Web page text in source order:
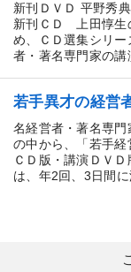
新刊ＤＶＤ 平野秀
新刊ＣＤ 上田惇生
め、ＣＤ選集シリ
者・著名専門家の講
若手異才の経営
名経営者・著名専
の中から、「若手
ＣＤ版・講演ＤＶ
は、年2回、3日間に